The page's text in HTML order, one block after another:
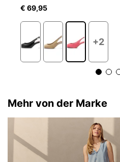
€ 69,95
+2
Mehr von der Marke